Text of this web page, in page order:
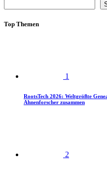
Top Themen
1
RootsTech 2026: Weltgrößte
Ahnenforscher zusammen
2